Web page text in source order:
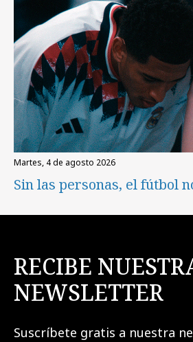
martes, 4 de agosto 2026
Sin las personas, el fútbol
RECIBE
NEWSLETTER
Suscríbete gratis a nuestra